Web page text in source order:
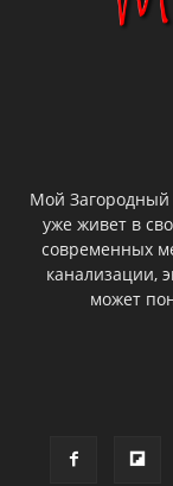
Мой Загородный
уже живет в
современных
канализации,
может